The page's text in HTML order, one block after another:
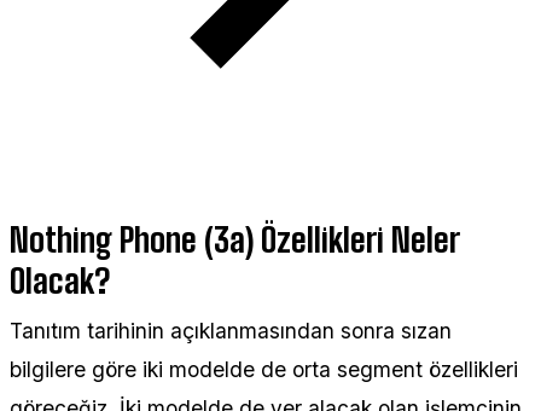
Nothing Phone (3a) Özellikleri Neler
Olacak?
Tanıtım tarihinin açıklanmasından sonra sızan
bilgilere göre iki modelde de orta segment özellikleri